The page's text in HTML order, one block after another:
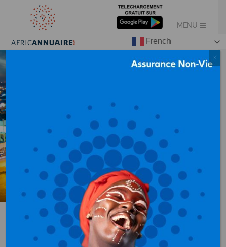
Matériel d'incendieau
Cameroun
French
X